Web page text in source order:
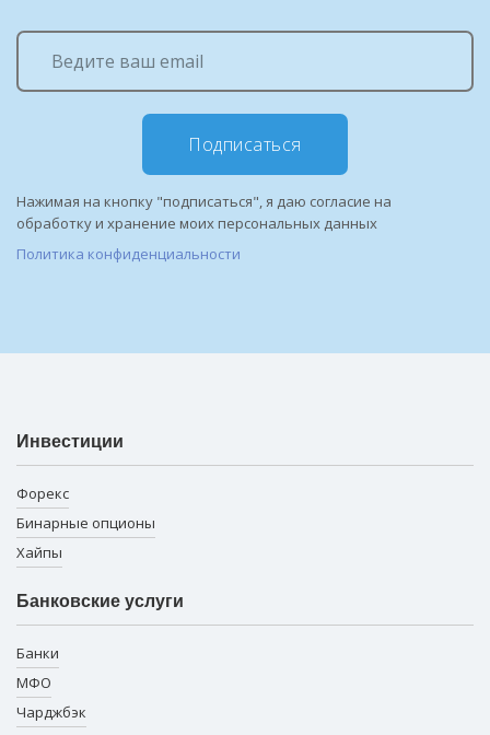
Подписаться
Нажимая на кнопку "подписаться", я даю согласие на
обработку и хранение моих персональных данных
Политика конфиденциальности
Инвестиции
Форекс
Бинарные опционы
Хайпы
Банковские услуги
Банки
МФО
Чарджбэк